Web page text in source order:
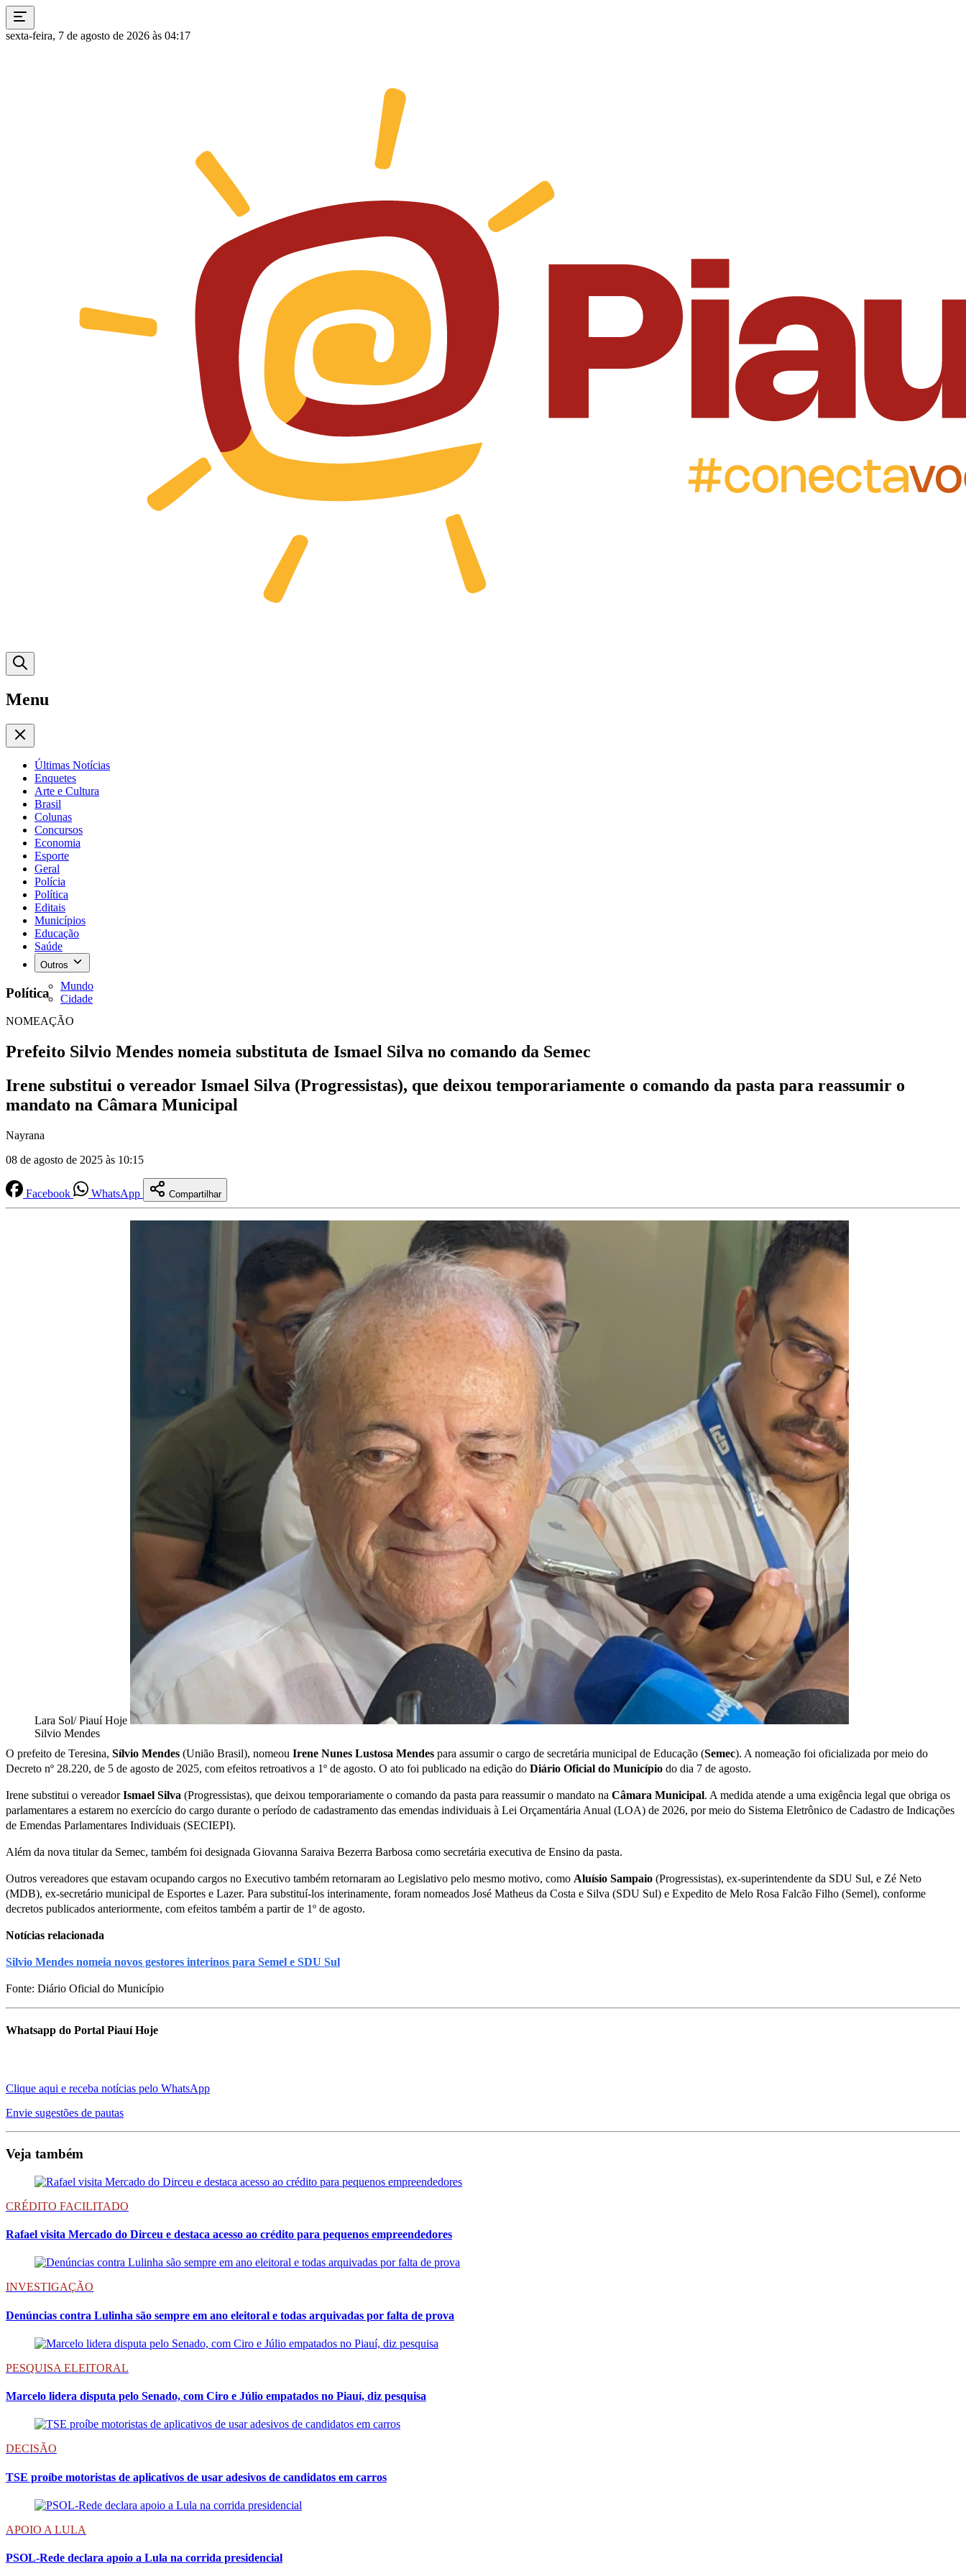
sexta-feira, 7 de agosto de 2026 às 04:17
Menu
Últimas Notícias
Enquetes
Arte e Cultura
Brasil
Colunas
Concursos
Economia
Esporte
Geral
Polícia
Política
Editais
Municípios
Educação
Saúde
Outros
Mundo
Cidade
Política
NOMEAÇÃO
Prefeito Silvio Mendes nomeia substituta de Ismael Silva no comando da Semec
Irene substitui o vereador Ismael Silva (Progressistas), que deixou temporariamente o comando da pasta para reassumir o
mandato na Câmara Municipal
Nayrana
08 de agosto de 2025 às 10:15
Facebook WhatsApp Compartilhar
Lara Sol/ Piauí Hoje
Silvio Mendes
O prefeito de Teresina, Sílvio Mendes (União Brasil), nomeou Irene Nunes Lustosa Mendes para assumir o cargo de secretária municipal de Educação (Semec). A nomeação foi oficializada por meio do
Decreto nº 28.220, de 5 de agosto de 2025, com efeitos retroativos a 1º de agosto. O ato foi publicado na edição do Diário Oficial do Município do dia 7 de agosto.
Irene substitui o vereadorIsmael Silva (Progressistas), que deixou temporariamente o comando da pasta para reassumir o mandato na Câmara Municipal. A medida atende a uma exigência legal que obriga os
parlamentares a estarem no exercício do cargo durante o período de cadastramento das emendas individuais à Lei Orçamentária Anual (LOA) de 2026, por meio do Sistema Eletrônico de Cadastro de Indicações
de Emendas Parlamentares Individuais (SECIEPI).
Além da nova titular da Semec, também foi designada Giovanna Saraiva Bezerra Barbosa como secretária executiva de Ensino da pasta.
Outros vereadores que estavam ocupando cargos no Executivo também retornaram ao Legislativo pelo mesmo motivo, como Aluísio Sampaio (Progressistas), ex-superintendente da SDU Sul, e Zé Neto
(MDB), ex-secretário municipal de Esportes e Lazer. Para substituí-los interinamente, foram nomeados José Matheus da Costa e Silva (SDU Sul) e Expedito de Melo Rosa Falcão Filho (Semel), conforme
decretos publicados anteriormente, com efeitos também a partir de 1º de agosto.
Notícias relacionada
Silvio Mendes nomeia novos gestores interinos para Semel e SDU Sul
Fonte: Diário Oficial do Município
Whatsapp do Portal Piauí Hoje
Clique aqui e receba notícias pelo WhatsApp
Envie sugestões de pautas
Veja também
CRÉDITO FACILITADO
Rafael visita Mercado do Dirceu e destaca acesso ao crédito para pequenos empreendedores
INVESTIGAÇÃO
Denúncias contra Lulinha são sempre em ano eleitoral e todas arquivadas por falta de prova
PESQUISA ELEITORAL
Marcelo lidera disputa pelo Senado, com Ciro e Júlio empatados no Piauí, diz pesquisa
DECISÃO
TSE proíbe motoristas de aplicativos de usar adesivos de candidatos em carros
APOIO A LULA
PSOL-Rede declara apoio a Lula na corrida presidencial